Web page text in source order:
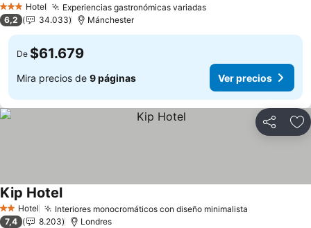
3 Estrellas
Hotel Experiencias gastronómicas variadasVer precios
6,2 34.033 Mánchester
De $61.679
Mira precios de 9 páginas Ver precios
Compartir
2 Estrellas
Hotel Interiores monocromáticos con diseño minimalista
Kip HotelVer precios
7,4 8.203 Londres